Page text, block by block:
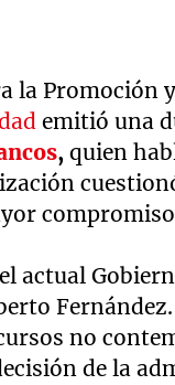
la Promoción
emitió una
, quien
actual
no
de la